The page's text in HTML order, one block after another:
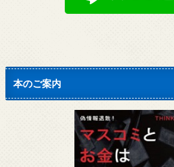
本のご案内